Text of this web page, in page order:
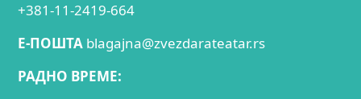
+381-11-2419-664
E-ПОШТА blagajna@zvezdarateatar.rs
РАДНО ВРЕМЕ: